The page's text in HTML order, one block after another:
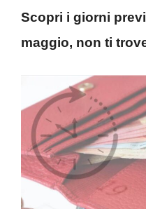
Scopri i giorni
maggio, non ti